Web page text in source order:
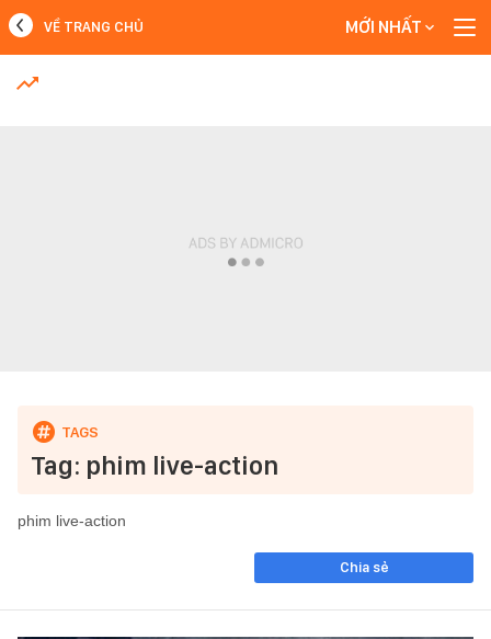
MỚI NHẤT
VỀ TRANG CHỦ MỚI NHẤT
Tag: phim live-action
phim live-action
Chia sẻ